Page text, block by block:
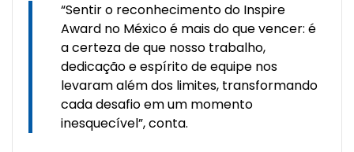
“Sentir o reconhecimento do Inspire
Award no México é mais do que vencer: é
a certeza de que nosso trabalho,
dedicação e espírito de equipe nos
levaram além dos limites, transformando
cada desafio em um momento
inesquecível”, conta.